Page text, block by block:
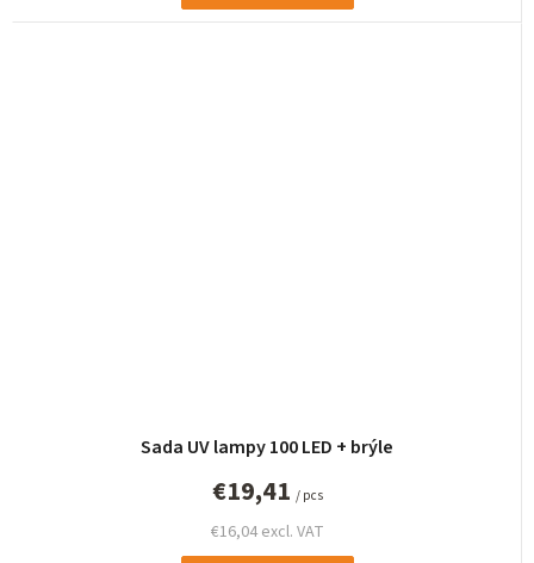
Sada UV lampy 100 LED + brýle
€16,04 excl. VAT
€19,41 / pcs